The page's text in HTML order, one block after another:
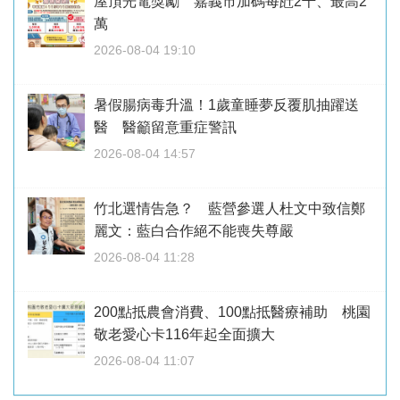
萬
2026-08-04 19:10
暑假腸病毒升溫！1歲童睡夢反覆肌抽躍送
醫 醫籲留意重症警訊
2026-08-04 14:57
竹北選情告急？ 藍營參選人杜文中致信鄭
麗文：藍白合作絕不能喪失尊嚴
2026-08-04 11:28
200點抵農會消費、100點抵醫療補助 桃園
敬老愛心卡116年起全面擴大
2026-08-04 11:07